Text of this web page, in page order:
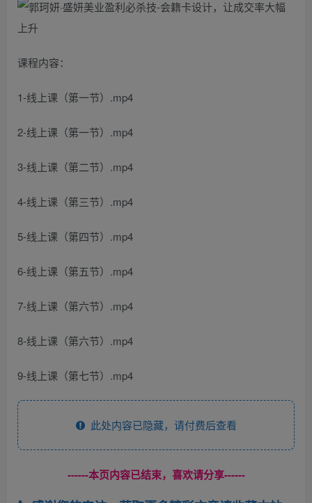
课程内容：
1-线上课（第一节）.mp4
2-线上课（第一节）.mp4
3-线上课（第二节）.mp4
4-线上课（第三节）.mp4
5-线上课（第四节）.mp4
6-线上课（第五节）.mp4
7-线上课（第六节）.mp4
8-线上课（第六节）.mp4
9-线上课（第七节）.mp4
此处内容已隐藏，请付费后查看
------本页内容已结束，喜欢请分享------